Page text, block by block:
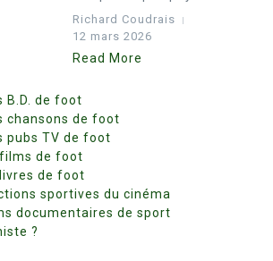
Richard Coudrais
12 mars 2026
Read More
B.D. de foot
chansons de foot
pubs TV de foot
de foot
de foot
sportives du cinéma
documentaires de sport
?